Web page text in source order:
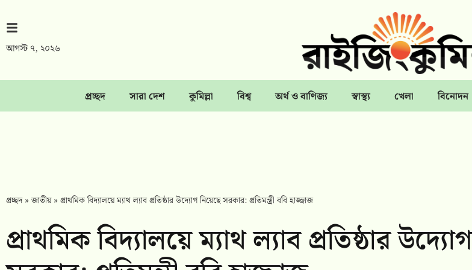
আগস্ট ৭, ২০২৬
প্রচ্ছদ সারা দেশ কুমিল্লা বিশ্ব অর্থ ও বাণিজ্য স্বাস্থ্য খেলা বিনোদন
প্রচ্ছদ»জাতীয়»প্রাথমিক বিদ্যালয়ে ম্যাথ ল্যাব প্রতিষ্ঠার উদ্যোগ নিয়েছে সরকার: প্রতিমন্ত্রী ববি হাজ্জাজ
প্রাথমিক বিদ্যালয়ে ম্যাথ ল্যাব প্রতিষ্ঠার